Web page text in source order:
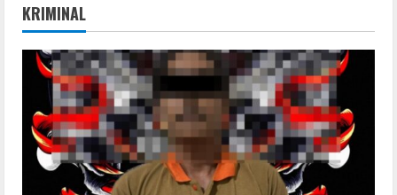
1
2
Serialers
Lotto Pro Crack exe (x86-x64) Latest
MediaFire
August 6, 2026
KRIMINAL